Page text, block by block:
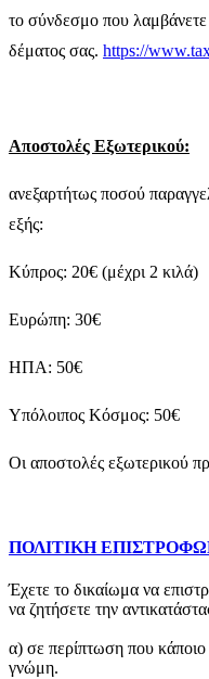
το σύνδεσμο που
δέματος σας. https://
Αποστολές Εξωτερικού:
ανεξαρτήτως ποσού
εξής:
Κύπρος: 20€ (μέχρι 2 κιλά)
Ευρώπη: 30€
ΗΠΑ: 50€
Υπόλοιπος Κόσμος: 50€
Οι αποστολές εξωτερικού
ΠΟΛΙΤΙΚΗ
Έχετε το δικαίωμα να
να ζητήσετε την
α) σε περίπτωση που κάποιο
γνώμη.